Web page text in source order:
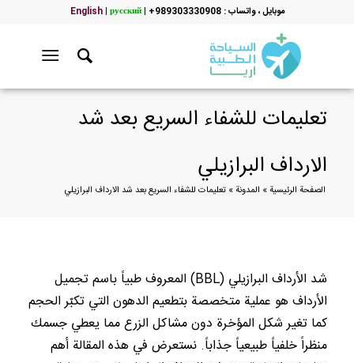
موبایل ، واتساب : 989303330908+ |
English| русский
تعليمات للشفاء السريع بعد شد
الارداف البرازيلي
الصفحة الرئيسية» المدونة» تعليمات للشفاء السريع بعد شد الارداف البرازيلي
شد الأرداف البرازيلي (BBL) المعروف طبياً باسم تجميل
الأرداف هو عملية متخصصة بتطعيم الدهون التي تكبّر الحجم
كما تغير شكل المؤخرة دون مشاكل الزرع مما يعطي جسمك
منظراً خلفياً طبيعياً جذاباً. نستعرض في هذه المقالة أهم